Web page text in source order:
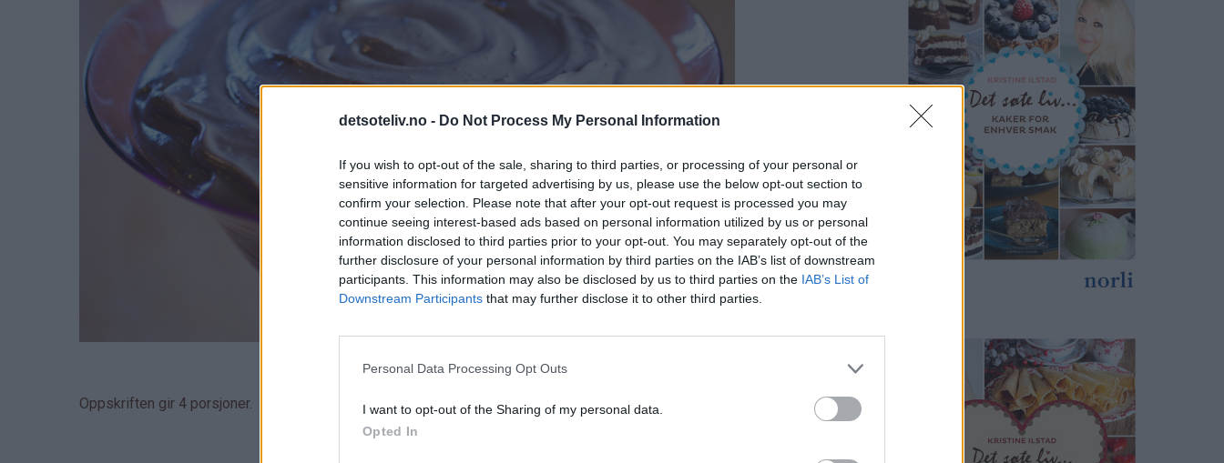
detsoteliv.no - Do Not Process My Personal Information
If you wish to opt-out of the sale, sharing to third parties, or processing of your personal or
sensitive information for targeted advertising by us, please use the below opt-out section to
confirm your selection. Please note that after your opt-out request is processed you may
continue seeing interest-based ads based on personal information utilized by us or personal
information disclosed to third parties prior to your opt-out. You may separately opt-out of the
further disclosure of your personal information by third parties on the IAB’s list of downstream
participants. This information may also be disclosed by us to third parties on the IAB’s List of
Downstream Participants that may further disclose it to other third parties.
Personal Data Processing Opt Outs
I want to opt-out of the Sharing of my personal data.
Opted In
Oppskriften gir 4 porsjoner.